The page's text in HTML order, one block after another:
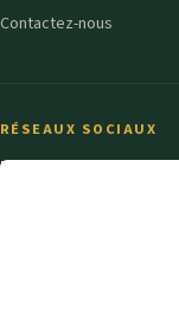
Contactez-nous
RÉSEAUX SOCIAUX